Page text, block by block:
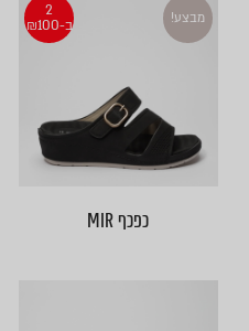
2
ב-₪100
מבצע!
כפכף MIR